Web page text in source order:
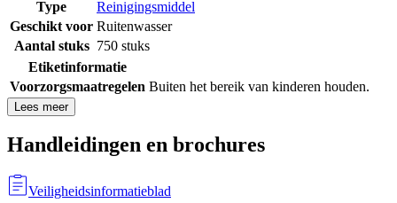
Type
Reinigingsmiddel
Geschikt voor Ruitenwasser
Aantal stuks 750 stuks
Etiketinformatie
Voorzorgsmaatregelen Buiten het bereik van kinderen houden.
Lees meer
Handleidingen en brochures
Veiligheidsinformatieblad